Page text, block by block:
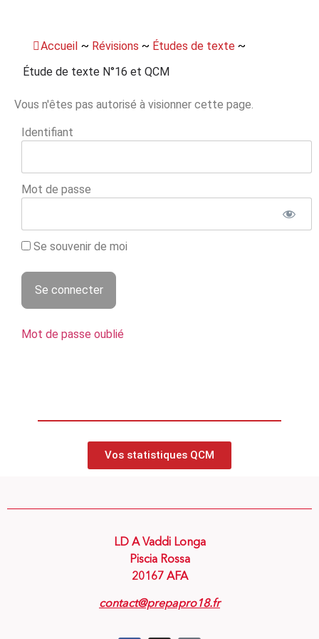
Accueil ~ Révisions ~ Études de texte ~
Étude de texte N°16 et QCM
Vous n'êtes pas autorisé à visionner cette page.
Identifiant
Mot de passe
Se souvenir de moi
Mot de passe oublié
Vos statistiques QCM
LD A Vaddi Longa
Piscia Rossa
20167 AFA
contact@prepapro18.fr